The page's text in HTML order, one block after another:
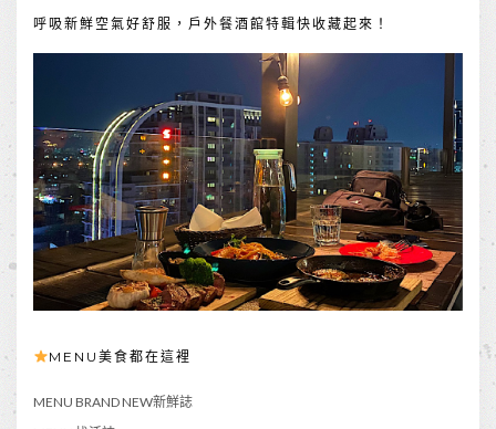
呼吸新鮮空氣好舒服，戶外餐酒館特輯快收藏起來！
MENU美食都在這裡
MENU BRAND NEW新鮮誌